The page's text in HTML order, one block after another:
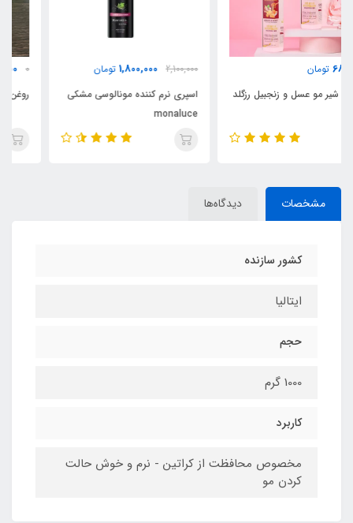
2,100,000
اسپری نرم کننده مونالوسی مشکی
0
850,000 تومان
روغن آرگان ۵۰ میل اورجینال مراکش
مشخصات دیدگاه‌ها
کشور سازنده
ایتالیا
حجم
1000 گرم
کاربرد
مخصوص محافظت از کراتین - نرم و خوش حالت
کردن مو